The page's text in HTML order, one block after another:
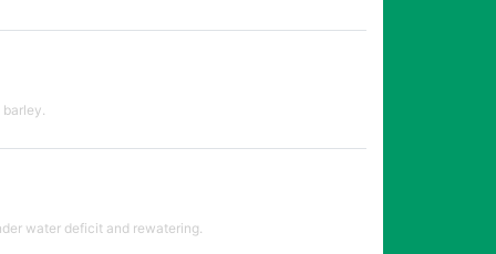
water deficit and rewatering.